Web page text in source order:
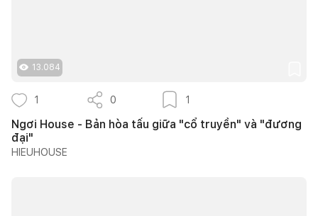
13.084
1 0 1
Ngơi House - Bản hòa tấu giữa "cổ truyền" và "đương
đại"
HIEUHOUSE